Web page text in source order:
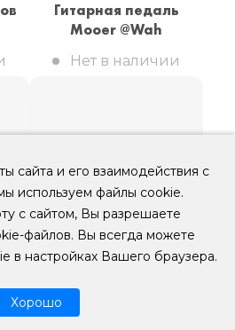
сайта и его взаимодействия с
используем файлы cookie.
с сайтом, Вы разрешаете
файлов. Вы всегда можете
в настройках Вашего браузера.
Хорошо
Гитарная педаль
Mooer @Wah
Нет в наличии